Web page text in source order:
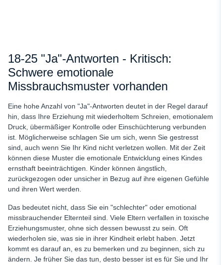
18-25 "Ja"-Antworten - Kritisch:
Schwere emotionale
Missbrauchsmuster vorhanden
Eine hohe Anzahl von "Ja"-Antworten deutet in der Regel darauf
hin, dass Ihre Erziehung mit wiederholtem Schreien, emotionalem
Druck, übermäßiger Kontrolle oder Einschüchterung verbunden
ist. Möglicherweise schlagen Sie um sich, wenn Sie gestresst
sind, auch wenn Sie Ihr Kind nicht verletzen wollen. Mit der Zeit
können diese Muster die emotionale Entwicklung eines Kindes
ernsthaft beeinträchtigen. Kinder können ängstlich,
zurückgezogen oder unsicher in Bezug auf ihre eigenen Gefühle
und ihren Wert werden.
Das bedeutet nicht, dass Sie ein "schlechter" oder emotional
missbrauchender Elternteil sind. Viele Eltern verfallen in toxische
Erziehungsmuster, ohne sich dessen bewusst zu sein. Oft
wiederholen sie, was sie in ihrer Kindheit erlebt haben. Jetzt
kommt es darauf an, es zu bemerken und zu beginnen, sich zu
ändern. Je früher Sie das tun, desto besser ist es für Sie und Ihr